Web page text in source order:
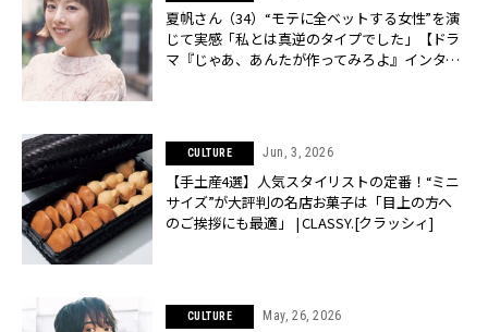
夏帆さん（34）“モテに全ベットする女性”を演
じて実感「私とは真逆のタイプでした」【ドラ
マ『じゃあ、あんたが作ってみろよ』インタビ
CULTURE Jun, 3, 2026
【手土産4選】人気スタイリストの定番！“ミニ
サイズ”が大評判の名店お菓子は「目上の方へ
のご挨拶にも最適」 | CLASSY.[クラッシィ]
CULTURE May, 26, 2026